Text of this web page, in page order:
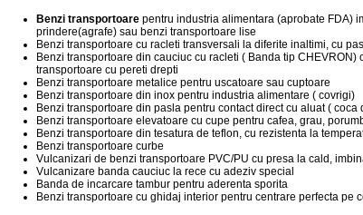
Benzi transportoare pentru industria alimentara (aprobate FDA)
prindere(agrafe) sau benzi transportoare lise
Benzi transportoare cu racleti transversali la diferite inaltimi, cu
Benzi transportoare din cauciuc cu racleti ( Banda tip CHEVRON)
transportoare cu pereti drepti
Benzi transportoare metalice pentru uscatoare sau cuptoare
Benzi transportoare din inox pentru industria alimentare ( covrigi)
Benzi transportoare din pasla pentru contact direct cu aluat ( coca
Benzi transportoare elevatoare cu cupe pentru cafea, grau,
Benzi transportoare din tesatura de teflon, cu rezistenta la
Benzi transportoare curbe
Vulcanizari de benzi transportoare PVC/PU cu presa la cald,
Vulcanizare banda cauciuc la rece cu adeziv special
Banda de incarcare tambur pentru aderenta sporita
Benzi transportoare cu ghidaj interior pentru centrare perfecta pe